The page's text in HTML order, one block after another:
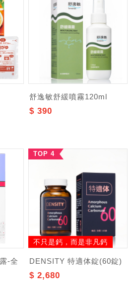
舒逸敏舒緩噴霧120ml
$ 390
-全
TOP 4
不只是鈣，而是非凡鈣
DENSITY 特適体錠(60錠)
$ 2,680